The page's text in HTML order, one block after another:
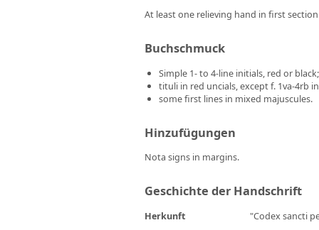
At least one relieving hand in first
Buchschmuck
Simple 1- to 4-line initials, red or black;
tituli in red uncials, except f. 1va-4rb
some first lines in mixed majuscules.
Hinzufügungen
Nota signs in margins.
Geschichte der Handschrift
Herkunft
"Codex sancti